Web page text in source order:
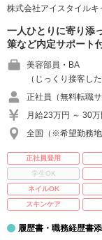
株式会社アイスタイルキ
一人ひとりに寄り添
策など内定サポート
美容部員・BA
（じっくり接客し
正社員（無料転職サ
月給23万円 ～ 30万
全国（※希望勤務地
正社員登用
学生OK
ネイルOK
スキンケア
履歴書・職務経歴書